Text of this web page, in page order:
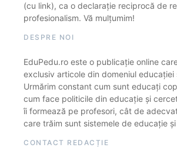
(cu link), ca o declarație reciprocă de
profesionalism. Vă mulțumim!
DESPRE NOI
EduPedu.ro este o publicație online
exclusiv articole din domeniul educației
Urmărim constant cum sunt educați
cum face politicile din educație și
îi formează pe profesori, cât de
care trăim sunt sistemele de educație
CONTACT REDACȚIE